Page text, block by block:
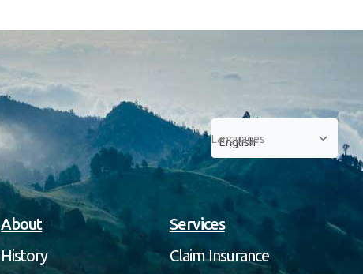
Languages
About
History
Services
Claim Insurance